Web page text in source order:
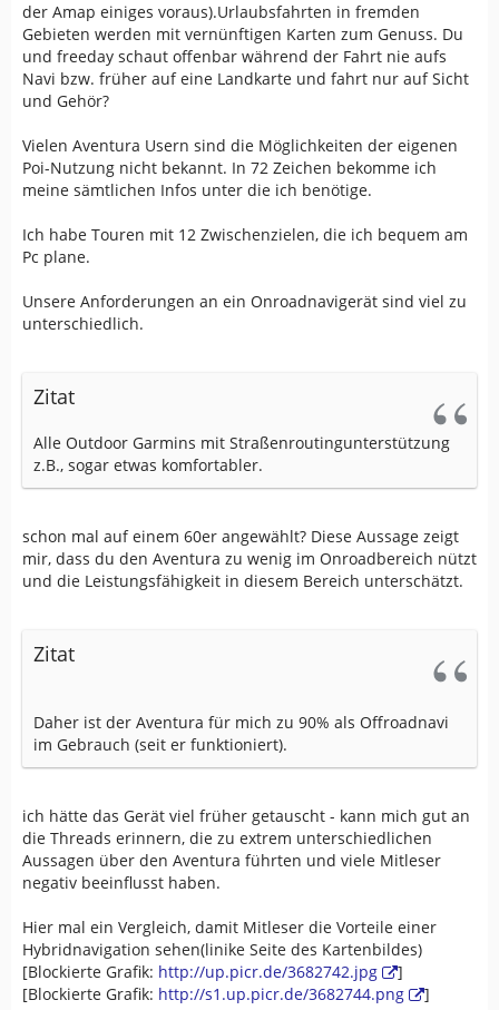
der Amap einiges voraus).Urlaubsfahrten in fremden
Gebieten werden mit vernünftigen Karten zum Genuss. Du
und freeday schaut offenbar während der Fahrt nie aufs
Navi bzw. früher auf eine Landkarte und fahrt nur auf Sicht
und Gehör?
Vielen Aventura Usern sind die Möglichkeiten der eigenen
Poi-Nutzung nicht bekannt. In 72 Zeichen bekomme ich
meine sämtlichen Infos unter die ich benötige.
Ich habe Touren mit 12 Zwischenzielen, die ich bequem am
Pc plane.
Unsere Anforderungen an ein Onroadnavigerät sind viel zu
unterschiedlich.
Zitat
Alle Outdoor Garmins mit Straßenroutingunterstützung
z.B., sogar etwas komfortabler.
schon mal auf einem 60er angewählt? Diese Aussage zeigt
mir, dass du den Aventura zu wenig im Onroadbereich nützt
und die Leistungsfähigkeit in diesem Bereich unterschätzt.
Zitat
Daher ist der Aventura für mich zu 90% als Offroadnavi
im Gebrauch (seit er funktioniert).
ich hätte das Gerät viel früher getauscht - kann mich gut an
die Threads erinnern, die zu extrem unterschiedlichen
Aussagen über den Aventura führten und viele Mitleser
negativ beeinflusst haben.
Hier mal ein Vergleich, damit Mitleser die Vorteile einer
Hybridnavigation sehen(linike Seite des Kartenbildes)
[Blockierte Grafik: http://up.picr.de/3682742.jpg
]
[Blockierte Grafik: http://s1.up.picr.de/3682744.png ]